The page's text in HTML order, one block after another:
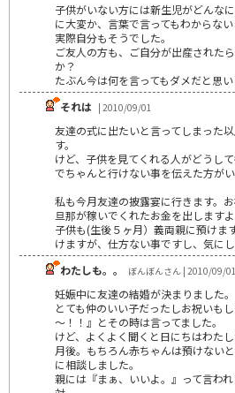
子供がいない方には新生児がどんな
に大変か、言葉で言ってもわからない
実際自分もそうでした。
ご友人の方も、ご自分が出産された
か？
たぶん今は何を言ってもダメだと思い
それは | 2010/09/01
友達の式に出たいと言ってしまった
す。
けど、子供を見てくれる人がどうし
でちゃんと行けない事を伝えた方が
私も今月友達の披露宴に行きます。
旦那が稼いでくれたお金を出します
子供も(生後５ヶ月）義両親に預けま
けますが、仕方ない事ですし、気に
わたしも。。
ぼんぼんさん | 2010/09/01
妊娠中に友達の結婚が決まりました。
とても仲のいい子だったしお祝いも
～！！』とその時は言ってました。
けど、よくよく聞くと日にちはわた
月後。もちろん赤ちゃんは預けない
に相談しました。
親には『まぁ、いいよ。』って言わ